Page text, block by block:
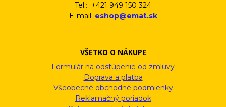
Tel.: +421 949 150 324
E-mail: eshop@emat.sk
VŠETKO O NÁKUPE
Formulár na odstúpenie od zmluvy
Doprava a platba
Všeobecné obchodné podmienky
Reklamačný poriadok